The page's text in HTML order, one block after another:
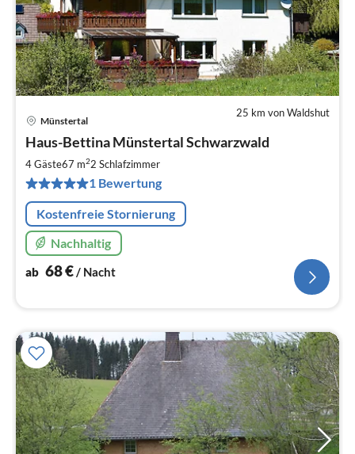
25 km von Waldshut
Münstertal
Haus-Bettina Münstertal Schwarzwald
4 Gäste67 m22 Schlafzimmer
1 Bewertung
Kostenfreie Stornierung
Nachhaltig
ab 68€/ Nacht